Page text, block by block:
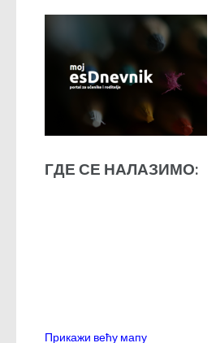
ГДЕ СЕ НАЛАЗИМО:
Прикажи већу мапу